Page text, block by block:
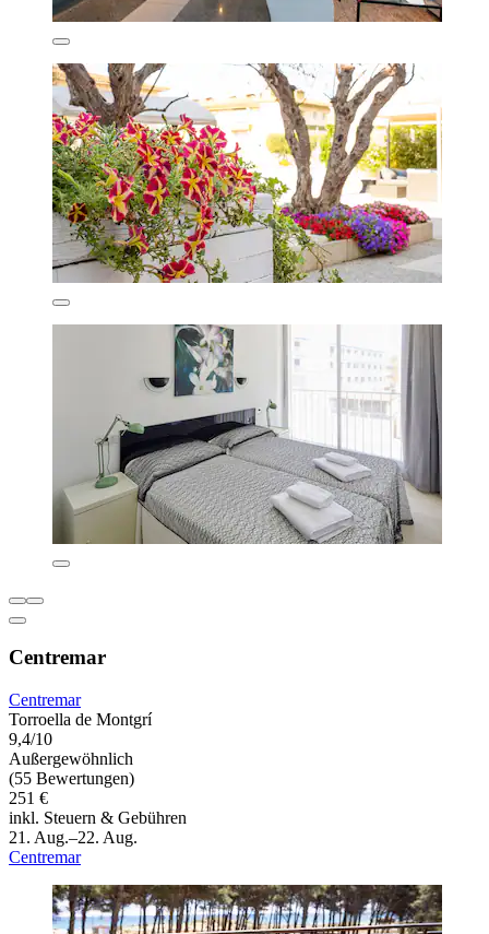
Centremar
Centremar
Torroella de Montgrí
9,4/10
Außergewöhnlich
(55 Bewertungen)
251 €
inkl. Steuern & Gebühren
21. Aug.–22. Aug.
Centremar